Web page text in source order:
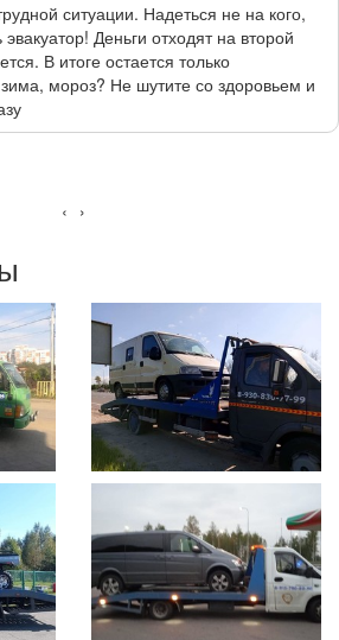
ситуации. Надеться не на кого,
Деньги отходят на второй
В итоге остается только
мороз? Не шутите со здоровьем и
‹ ›